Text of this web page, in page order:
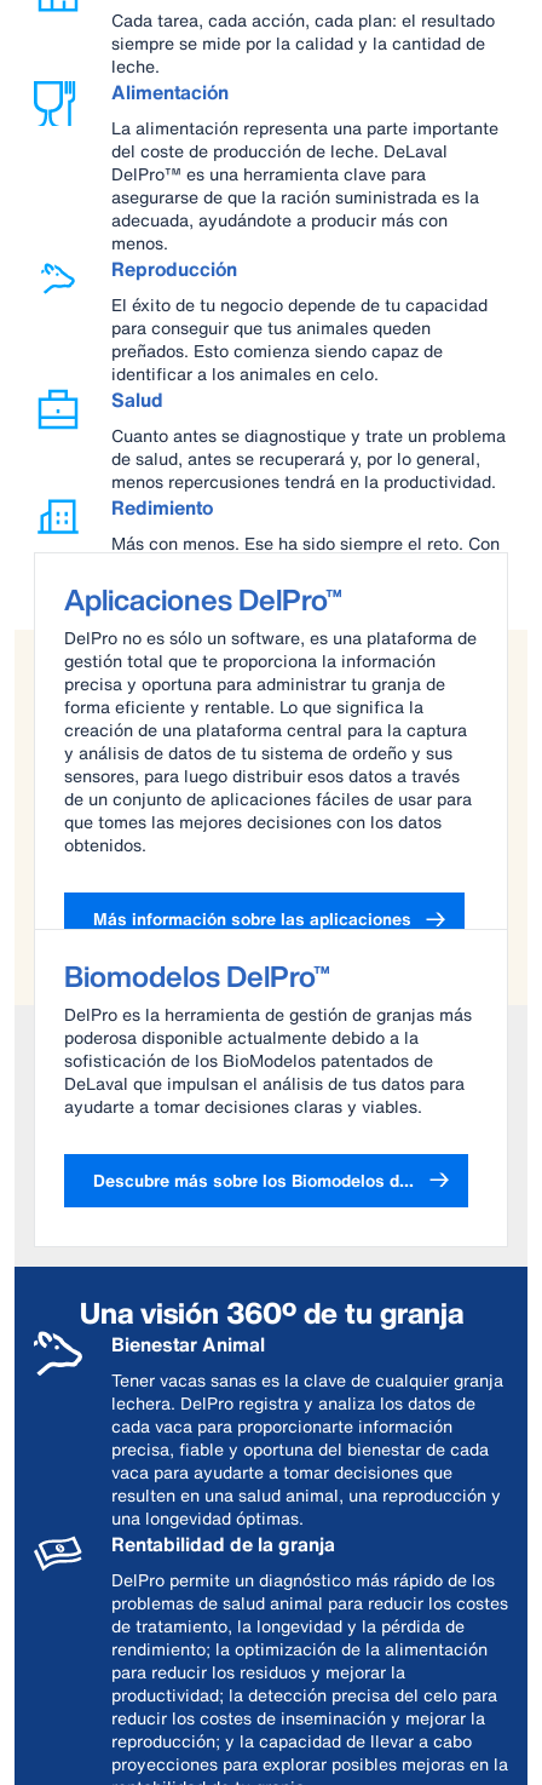
Cada tarea, cada acción, cada plan: el resultado
siempre se mide por la calidad y la cantidad de
leche.
Alimentación
La alimentación representa una parte importante
del coste de producción de leche. DeLaval
DelPro™ es una herramienta clave para
asegurarse de que la ración suministrada es la
adecuada, ayudándote a producir más con
menos.
Reproducción
El éxito de tu negocio depende de tu capacidad
para conseguir que tus animales queden
preñados. Esto comienza siendo capaz de
identificar a los animales en celo.
Salud
Cuanto antes se diagnostique y trate un problema
de salud, antes se recuperará y, por lo general,
menos repercusiones tendrá en la productividad.
Redimiento
Más con menos. Ese ha sido siempre el reto. Con
de informes y análisis para afrontar ese reto.
Aplicaciones DelPro™
DelPro no es sólo un software, es una plataforma de
gestión total que te proporciona la información
precisa y oportuna para administrar tu granja de
forma eficiente y rentable. Lo que significa la
creación de una plataforma central para la captura
y análisis de datos de tu sistema de ordeño y sus
sensores, para luego distribuir esos datos a través
de un conjunto de aplicaciones fáciles de usar para
que tomes las mejores decisiones con los datos
obtenidos.
Más información sobre las aplicaciones
Biomodelos DelPro™
DelPro es la herramienta de gestión de granjas más
poderosa disponible actualmente debido a la
sofisticación de los BioModelos patentados de
DeLaval que impulsan el análisis de tus datos para
ayudarte a tomar decisiones claras y viables.
Descubre más sobre los Biomodelos de DelPro™
Una visión 360º de tu granja
Bienestar Animal
Tener vacas sanas es la clave de cualquier granja
lechera. DelPro registra y analiza los datos de
cada vaca para proporcionarte información
precisa, fiable y oportuna del bienestar de cada
vaca para ayudarte a tomar decisiones que
resulten en una salud animal, una reproducción y
una longevidad óptimas.
Rentabilidad de la granja
DelPro permite un diagnóstico más rápido de los
problemas de salud animal para reducir los costes
de tratamiento, la longevidad y la pérdida de
rendimiento; la optimización de la alimentación
para reducir los residuos y mejorar la
productividad; la detección precisa del celo para
reducir los costes de inseminación y mejorar la
reproducción; y la capacidad de llevar a cabo
proyecciones para explorar posibles mejoras en la